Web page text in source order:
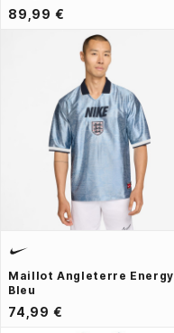
89,99 €
Maillot Angleterre Energy
Bleu
74,99 €